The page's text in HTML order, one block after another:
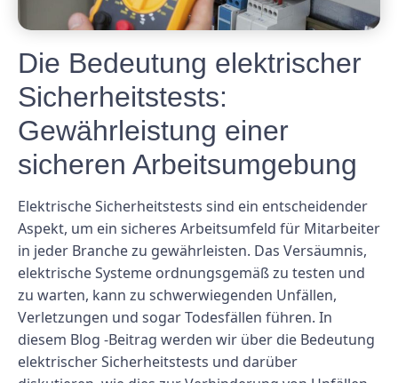
Die Bedeutung elektrischer
Sicherheitstests:
Gewährleistung einer
sicheren Arbeitsumgebung
Elektrische Sicherheitstests sind ein entscheidender
Aspekt, um ein sicheres Arbeitsumfeld für Mitarbeiter
in jeder Branche zu gewährleisten. Das Versäumnis,
elektrische Systeme ordnungsgemäß zu testen und
zu warten, kann zu schwerwiegenden Unfällen,
Verletzungen und sogar Todesfällen führen. In
diesem Blog -Beitrag werden wir über die Bedeutung
elektrischer Sicherheitstests und darüber